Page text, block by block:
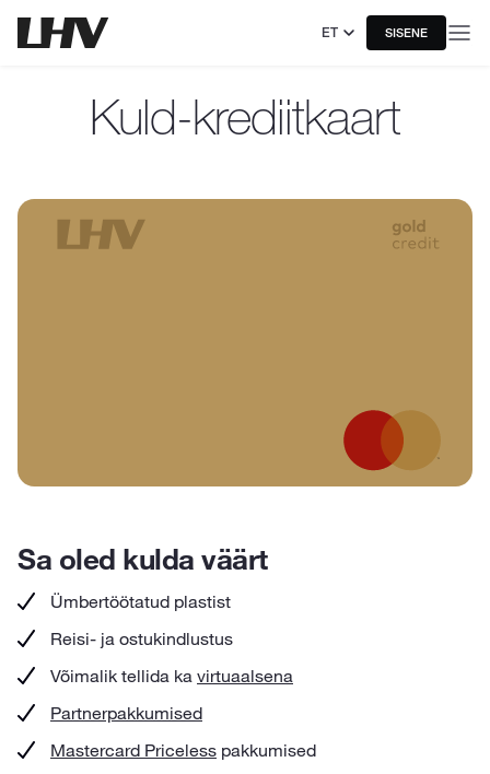
ET SISENE
Kuld-krediitkaart
Sa oled kulda väärt
Ümbertöötatud plastist
Reisi- ja ostukindlustus
Võimalik tellida ka virtuaalsena
Partnerpakkumised
Mastercard Priceless pakkumised